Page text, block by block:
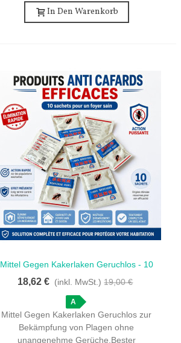
In Den Warenkorb
Schnellansicht
Mittel Gegen Kakerlaken Geruchlos - 10
Beutel Für Ihr Zuhause
18,62 € (inkl. MwSt.) 19,00 €
A
Mittel Gegen Kakerlaken Geruchlos zur
Bekämpfung von Plagen ohne
unangenehme Gerüche.Bester